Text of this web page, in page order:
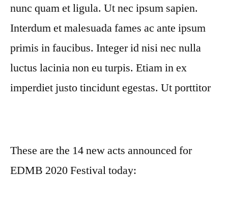
nunc quam et ligula. Ut nec ipsum sapien.
Interdum et malesuada fames ac ante ipsum
primis in faucibus. Integer id nisi nec nulla
luctus lacinia non eu turpis. Etiam in ex
imperdiet justo tincidunt egestas. Ut porttitor
These are the 14 new acts announced for
EDMB 2020 Festival today: